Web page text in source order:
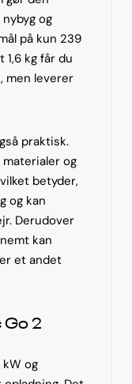
og
på kun 239
1,6 kg får du
men leverer
praktisk.
og
betyder,
og kan
Derudover
kan
et andet
Go 2
og